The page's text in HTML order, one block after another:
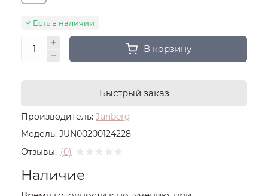
Производитель: Junberg
Модель: JUN00200124228
Отзывы: (0)
Есть в наличии
В корзину
Быстрый заказ
Наличие